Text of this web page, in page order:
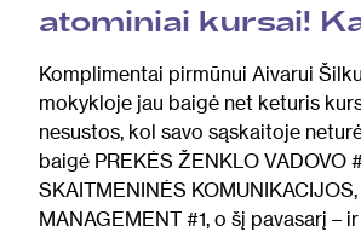
atominiai kursai!
Komplimentai pirmūnui Aivarui
mokykloje jau baigė net keturis
nesustos, kol savo sąskaitoje
baigė PREKĖS ŽENKLO VADOVO
SKAITMENINĖS
MANAGEMENT #1, o šį pavasarį –